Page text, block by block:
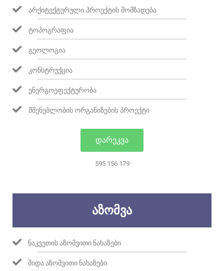
ᲐᲠᲥᲘᲢᲔᲥᲢᲣᲠᲣᲚᲘ ᲞᲠᲝᲔᲥᲢᲘᲡ ᲛᲝᲛᲖᲐᲓᲔᲑᲐ
ᲢᲝᲞᲝᲒᲠᲐᲤᲘᲐ
ᲒᲔᲝᲚᲝᲒᲘᲐ
ᲙᲝᲜᲡᲢᲠᲣᲥᲪᲘᲐ
ᲔᲜᲔᲠᲒᲝᲔᲤᲔᲥᲢᲣᲠᲝᲑᲐ
ᲛᲨᲔᲜᲔᲑᲚᲝᲑᲘᲡ ᲝᲠᲒᲐᲜᲘᲖᲔᲑᲘᲡ ᲞᲠᲝᲔᲥᲢᲘ
ᲓᲐᲠᲔᲙᲕᲐ
595 156 179
ᲐᲖᲝᲛᲕᲐ
ᲜᲐᲙᲕᲔᲗᲘᲡ ᲐᲖᲝᲛᲕᲘᲗᲘ ᲜᲐᲮᲐᲖᲔᲑᲘ
ᲨᲘᲓᲐ ᲐᲖᲝᲛᲕᲘᲗᲘ ᲜᲐᲮᲐᲖᲔᲑᲘ